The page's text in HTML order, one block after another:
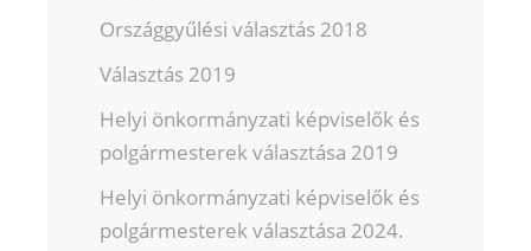
Országgyűlési választás 2018
Választás 2019
Helyi önkormányzati képviselők és
polgármesterek választása 2019
Helyi önkormányzati képviselők és
polgármesterek választása 2024.